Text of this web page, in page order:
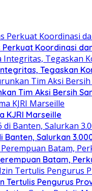
Koordinasi
Tegaskan
Tim Aksi Bersih
KJRI Marseille
Banten, Salurkan
Batam,
Tertulis Pengurus